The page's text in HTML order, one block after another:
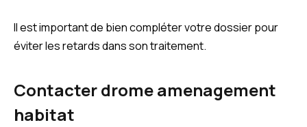
Il est important de bien compléter votre dossier pour
éviter les retards dans son traitement.
Contacter drome amenagement
habitat